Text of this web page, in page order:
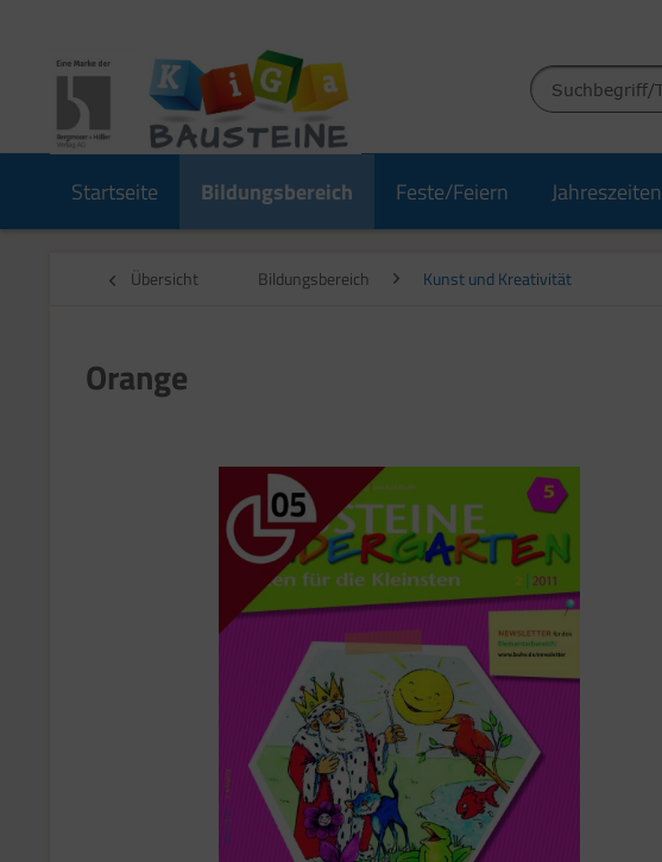
Startseite Bildungsbereich Feste/Feiern Jahreszeiten
Übersicht Bildungsbereich Kunst und Kreativität
Orange